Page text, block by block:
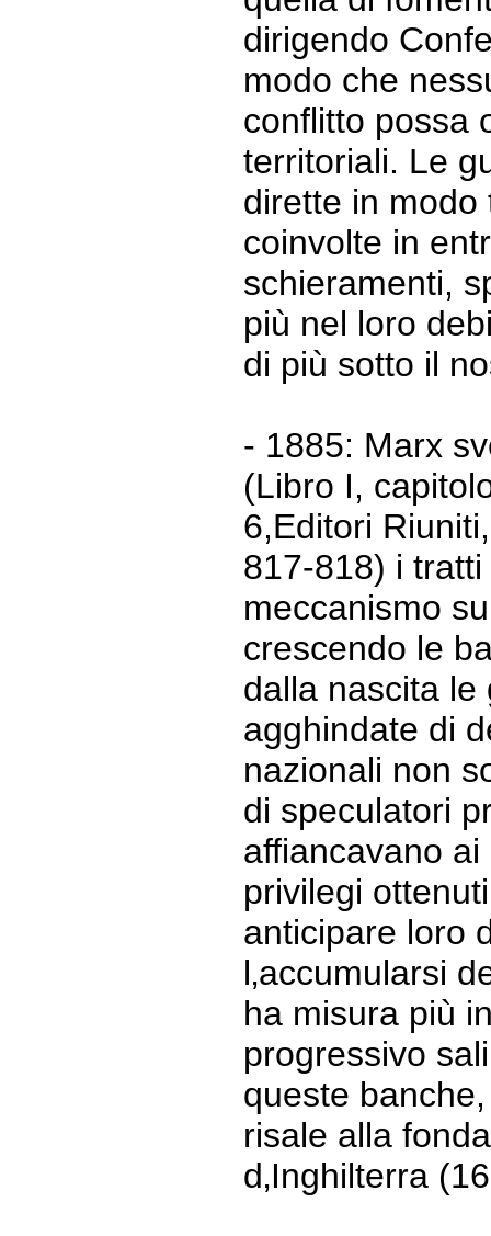
dirigendo
modo che
conflitto possa
territoriali. Le
dirette in modo
coinvolte in
schieramenti,
più nel loro
di più sotto il
- 1885: Marx
(Libro I,
6,Editori
817-818) i
meccanismo
crescendo le
dalla nascita le
agghindate di
nazionali non
di speculatori
affiancavano
privilegi
anticipare loro
l‚accumularsi
ha misura più
progressivo
queste
risale alla
d‚Inghilterra